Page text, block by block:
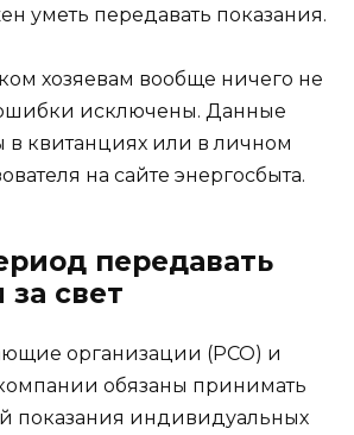
уметь передавать показания.
хозяевам вообще ничего не
исключены. Данные
в квитанциях или в личном
на сайте энергосбыта.
передавать
за свет
организации (РСО) и
обязаны принимать
показания индивидуальных